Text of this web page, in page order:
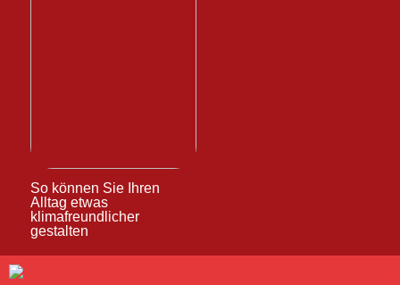
So können Sie Ihren
Alltag etwas
klimafreundlicher
gestalten